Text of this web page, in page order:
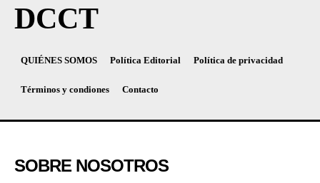
DCCT
QUIÉNES SOMOS Política Editorial Política de privacidad
Términos y condiones Contacto
SOBRE NOSOTROS